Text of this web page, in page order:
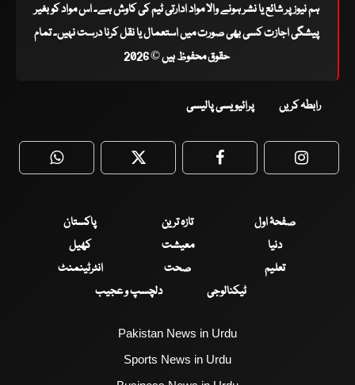
ہم نیوز پر شائع یا نشر ہونے والا مواد ادارتی ٹیم کی کاوش ہے۔ اس مواد کو بغیر
پیشگی اجازت کسی بھی صورت میں استعمال یا نقل کرنا درست نہیں۔ تمام
حقوق محفوظ ہیں © 2026
رابطہ کریں پرائیویسی پالیسی
WhatsApp Twitter Facebook
صفحۂ اول تازہ ترین
پاکستان
دنیا
معیشت
کھیل
تعلیم
صحت
انٹرٹینمنٹ
ٹیکنالوجی
دلچسپ و عجیب
Pakistan News in Urdu
Sports News in Urdu